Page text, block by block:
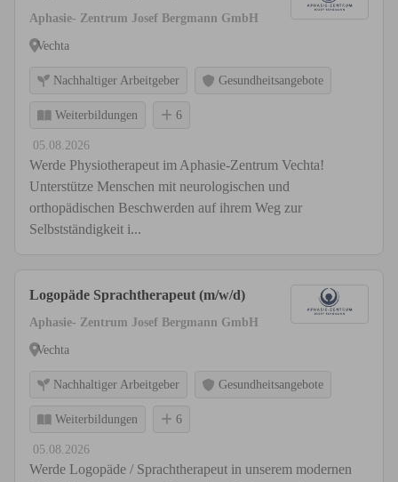
Aphasie- Zentrum Josef Bergmann GmbH
Vechta
Nachhaltiger Arbeitgeber Gesundheitsangebote
Weiterbildungen 6
05.08.2026
Werde Physiotherapeut im Aphasie-Zentrum Vechta!
Unterstütze Menschen mit neurologischen und
orthopädischen Beschwerden auf ihrem Weg zur
Selbstständigkeit i...
Logopäde Sprachtherapeut (m/w/d)
Aphasie- Zentrum Josef Bergmann GmbH
Vechta
Nachhaltiger Arbeitgeber Gesundheitsangebote
Weiterbildungen 6
05.08.2026
Werde Logopäde / Sprachtherapeut in unserem modernen